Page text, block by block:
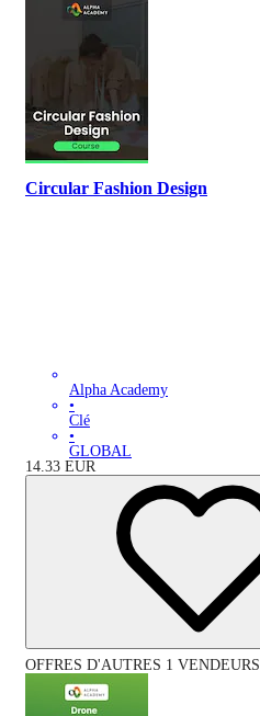
Circular Fashion Design
Alpha Academy
•
Clé
•
GLOBAL
14.33 EUR
OFFRES D'AUTRES 1 VENDEURS